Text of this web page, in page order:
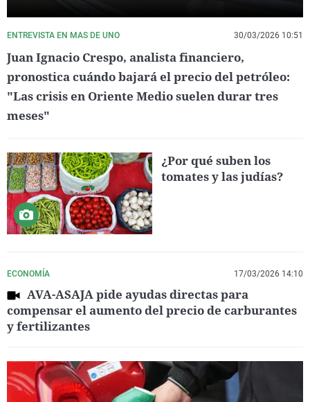
ENTREVISTA EN MAS DE UNO 30/03/2026 10:51
Juan Ignacio Crespo, analista financiero,
pronostica cuándo bajará el precio del petróleo:
"Las crisis en Oriente Medio suelen durar tres
meses"
¿Por qué suben los
tomates y las judías?
ECONOMÍA 17/03/2026 14:10
AVA-ASAJA pide ayudas directas para
compensar el aumento del precio de carburantes
y fertilizantes